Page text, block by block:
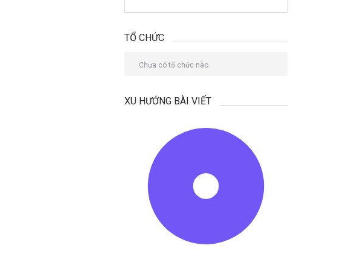
TỔ CHỨC
Chưa có tổ chức nào.
XU HƯỚNG BÀI VIẾT